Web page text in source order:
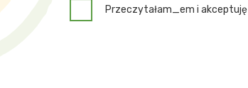
Przeczytałam_em i akceptuję